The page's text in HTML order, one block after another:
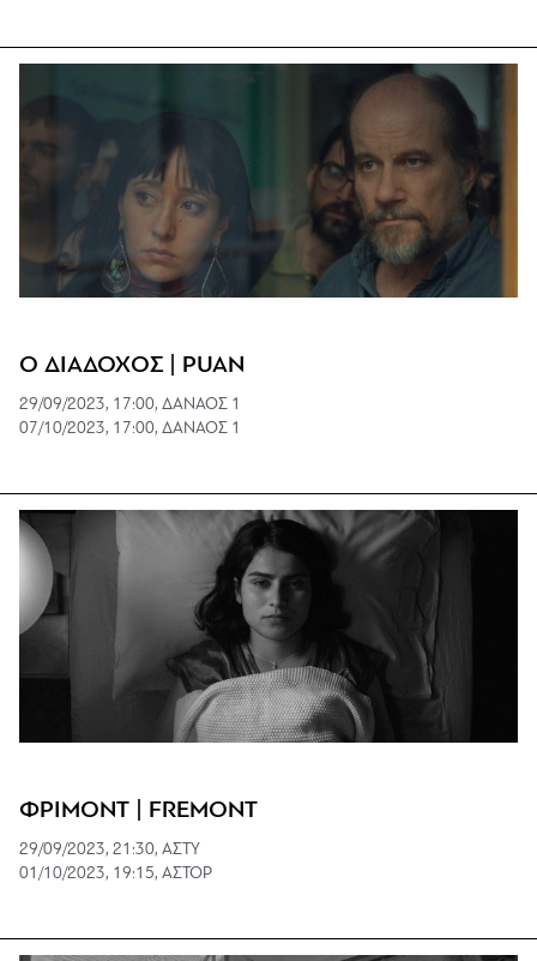
Ο ΔΙΑΔΟΧΟΣ | PUAN
29/09/2023, 17:00, ΔΑΝΑΟΣ 1
07/10/2023, 17:00, ΔΑΝΑΟΣ 1
ΦΡΙΜΟΝΤ | FREMONT
29/09/2023, 21:30, ΑΣΤΥ
01/10/2023, 19:15, ΑΣΤΟΡ